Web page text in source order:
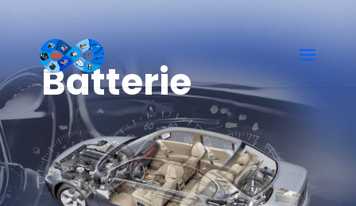
Batterie